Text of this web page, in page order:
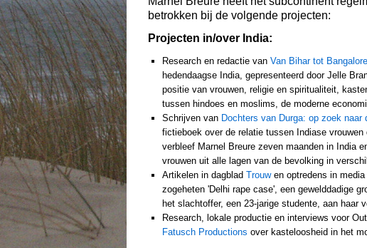
betrokken bij de volgende projecten:
Projecten in/over India:
Research en redactie van Van Bihar tot Bangalore
hedendaagse India, gepresenteerd door Jelle
positie van vrouwen, religie en spiritualiteit,
tussen hindoes en moslims, de moderne
Schrijven van Dochters van Durga: op zoek naar
fictieboek over de relatie tussen Indiase vrouwen
verbleef Marnel Breure zeven maanden in India
vrouwen uit alle lagen van de bevolking in
Artikelen in dagblad Trouwen optredens in media
zogeheten 'Delhi rape case', een gewelddadige
het slachtoffer, een 23-jarige studente, aan haar
Research, lokale productie en interviews voor
Fatusch Productions over kasteloosheid in het